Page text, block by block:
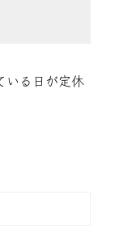
いる日が定休